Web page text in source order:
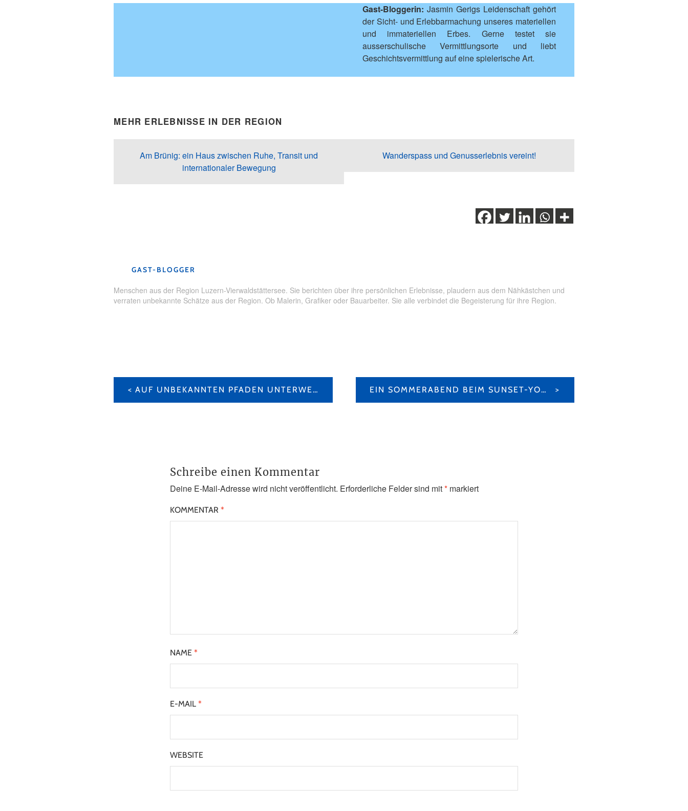
Gast-Bloggerin: Jasmin Gerigs Leidenschaft gehört
der Sicht- und Erlebbarmachung unseres materiellen
und immateriellen Erbes. Gerne testet sie
ausserschulische Vermittlungsorte und liebt
Geschichtsvermittlung auf eine spielerische Art.
MEHR ERLEBNISSE IN DER REGION
Am Brünig: ein Haus zwischen Ruhe, Transit und
internationaler Bewegung
Wanderspass und Genusserlebnis vereint!
GAST-BLOGGER
Menschen aus der Region Luzern-Vierwaldstättersee. Sie berichten über ihre persönlichen Erlebnisse, plaudern aus dem Nähkästchen und
verraten unbekannte Schätze aus der Region. Ob Malerin, Grafiker oder Bauarbeiter. Sie alle verbindet die Begeisterung für ihre Region.
BEITRAGS-
NAVIGATION AUF UNBEKANNTEN PFADEN UNTERWEGS DURCH DAS HISTORISCHE SCHWYZ EIN SOMMERABEND BEIM SUNSET-YOGA IN FISCHBACH
Schreibe einen Kommentar
Deine E-Mail-Adresse wird nicht veröffentlicht. Erforderliche Felder sind mit* markiert
KOMMENTAR *
NAME *
E-MAIL *
WEBSITE